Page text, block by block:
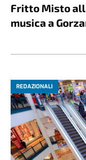
Fritto Misto
musica a
REDAZIONALI